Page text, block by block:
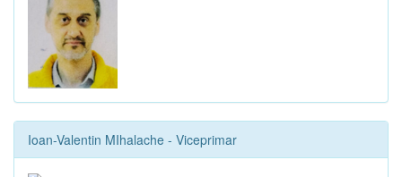
Ioan-Valentin MIhalache - Viceprimar